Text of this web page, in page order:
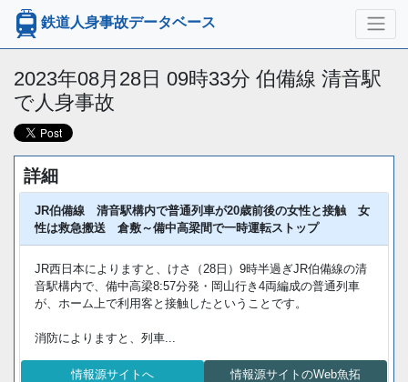
鉄道人身事故データベース
2023年08月28日 09時33分 伯備線 清音駅
で人身事故
詳細
JR伯備線 清音駅構内で普通列車が20歳前後の女性と接触 女
性は救急搬送 倉敷～備中高梁間で一時運転ストップ
JR西日本によりますと、けさ（28日）9時半過ぎJR伯備線の清
音駅構内で、備中高梁8:57分発・岡山行き4両編成の普通列車
が、ホーム上で利用客と接触したということです。
消防によりますと、列車...
情報源サイトへ 情報源サイトのWeb魚拓